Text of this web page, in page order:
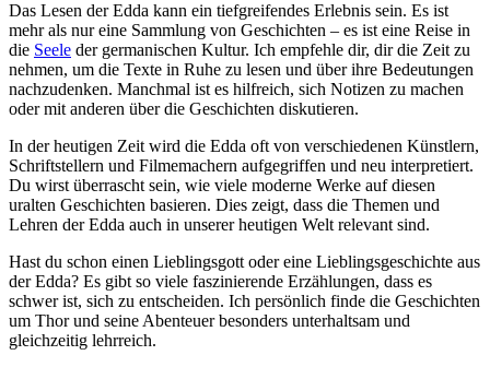
Das Lesen der Edda kann ein tiefgreifendes Erlebnis sein. Es ist
mehr als nur eine Sammlung von Geschichten – es ist eine Reise in
die Seele der germanischen Kultur. Ich empfehle dir, dir die Zeit zu
nehmen, um die Texte in Ruhe zu lesen und über ihre Bedeutungen
nachzudenken. Manchmal ist es hilfreich, sich Notizen zu machen
oder mit anderen über die Geschichten diskutieren.
In der heutigen Zeit wird die Edda oft von verschiedenen Künstlern,
Schriftstellern und Filmemachern aufgegriffen und neu interpretiert.
Du wirst überrascht sein, wie viele moderne Werke auf diesen
uralten Geschichten basieren. Dies zeigt, dass die Themen und
Lehren der Edda auch in unserer heutigen Welt relevant sind.
Hast du schon einen Lieblingsgott oder eine Lieblingsgeschichte aus
der Edda? Es gibt so viele faszinierende Erzählungen, dass es
schwer ist, sich zu entscheiden. Ich persönlich finde die Geschichten
um Thor und seine Abenteuer besonders unterhaltsam und
gleichzeitig lehrreich.